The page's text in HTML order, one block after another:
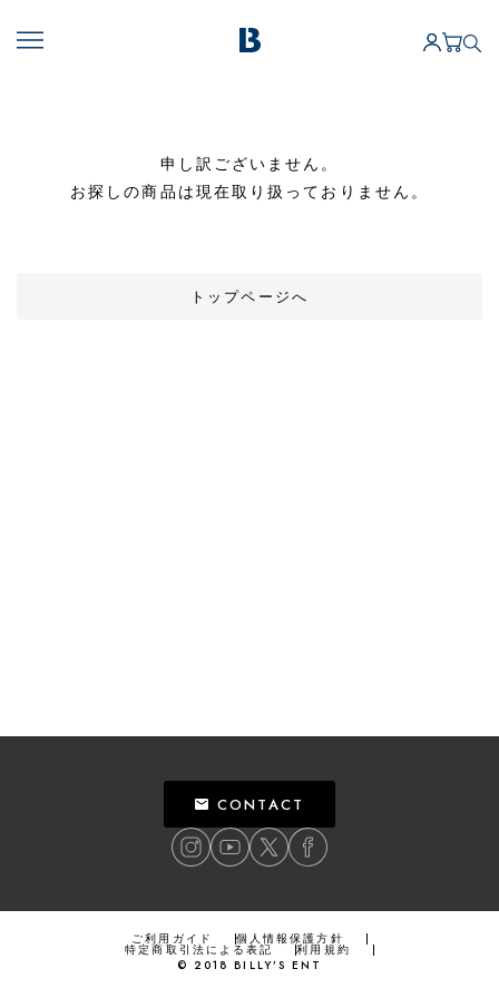
申し訳ございません。
お探しの商品は現在取り扱っておりません。
トップページへ
CONTACT
ご利用ガイド 個人情報保護方針
特定商取引法による表記
利用規約
© 2018 BILLY’S ENT